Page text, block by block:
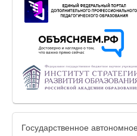
Государственное